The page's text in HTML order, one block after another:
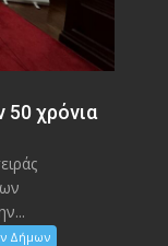
50 χρόνια
Δήμων